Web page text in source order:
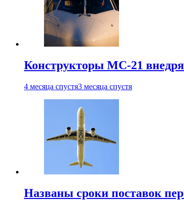
Конструкторы МС-21
4 месяца спустя3 месяца спустя
Названы сроки поставок